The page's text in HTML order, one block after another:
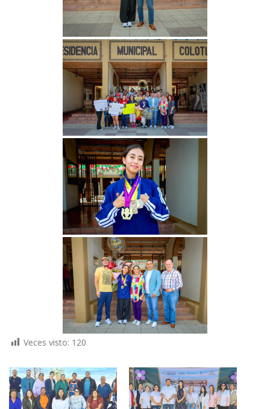
Veces visto: 120